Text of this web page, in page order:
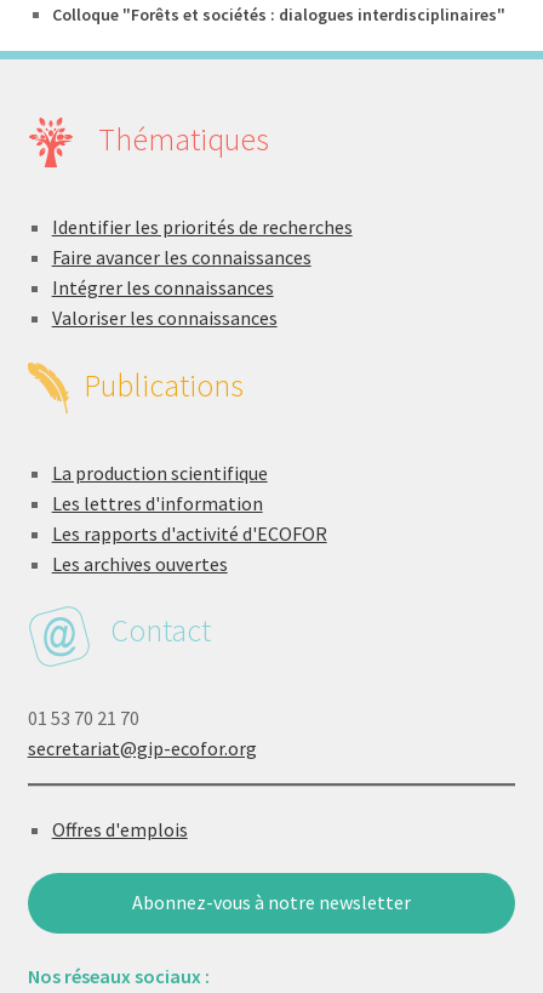
Colloque "Forêts et sociétés : dialogues interdisciplinaires"
Thématiques
Identifier les priorités de recherches
Faire avancer les connaissances
Intégrer les connaissances
Valoriser les connaissances
Publications
La production scientifique
Les lettres d'information
Les rapports d'activité d'ECOFOR
Les archives ouvertes
Contact
01 53 70 21 70
secretariat@gip-ecofor.org
Offres d'emplois
Abonnez-vous à notre newsletter
Nos réseaux sociaux :